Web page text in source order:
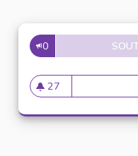
0
27
27 abonnés